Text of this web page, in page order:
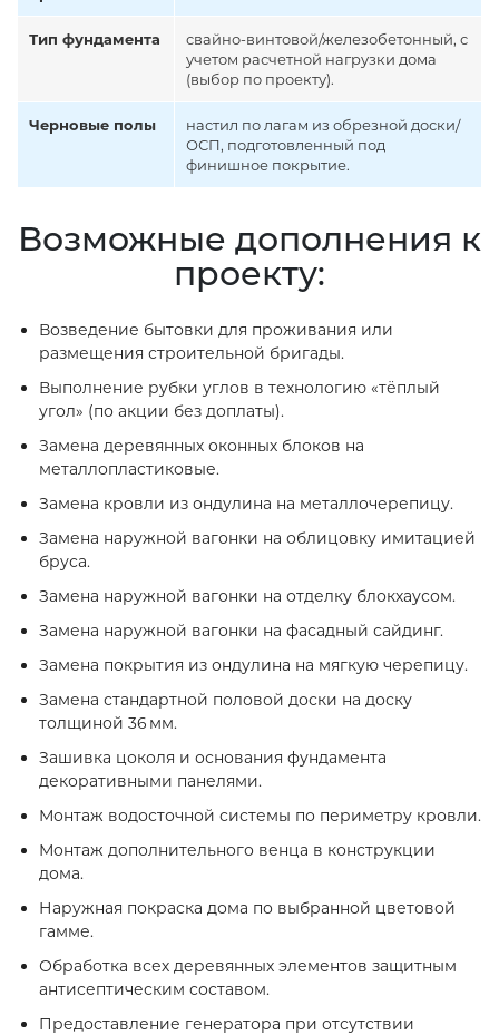
Тип фундамента
свайно-винтовой/железобетонный, с
учетом расчетной нагрузки дома
(выбор по проекту).
Черновые полы
настил по лагам из обрезной доски/
ОСП, подготовленный под
финишное покрытие.
Возможные дополнения к
проекту:
Возведение бытовки для проживания или
размещения строительной бригады.
Выполнение рубки углов в технологию «тёплый
угол» (по акции без доплаты).
Замена деревянных оконных блоков на
металлопластиковые.
Замена кровли из ондулина на металлочерепицу.
Замена наружной вагонки на облицовку имитацией
бруса.
Замена наружной вагонки на отделку блокхаусом.
Замена наружной вагонки на фасадный сайдинг.
Замена покрытия из ондулина на мягкую черепицу.
Замена стандартной половой доски на доску
толщиной 36 мм.
Зашивка цоколя и основания фундамента
декоративными панелями.
Монтаж водосточной системы по периметру кровли.
Монтаж дополнительного венца в конструкции
дома.
Наружная покраска дома по выбранной цветовой
гамме.
Обработка всех деревянных элементов защитным
антисептическим составом.
Предоставление генератора при отсутствии